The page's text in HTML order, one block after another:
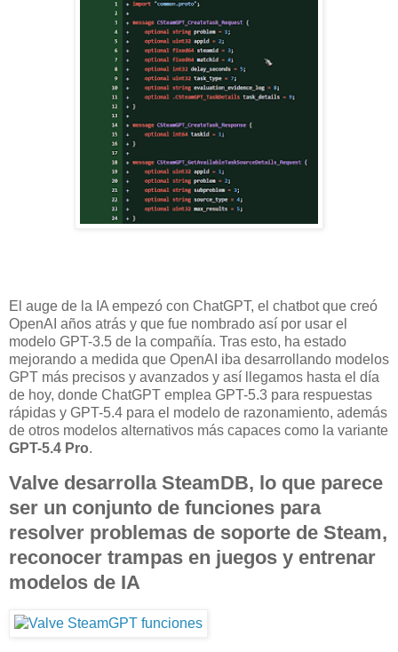
El auge de la IA empezó con ChatGPT, el chatbot que creó
OpenAI años atrás y que fue nombrado así por usar el
modelo GPT-3.5 de la compañía. Tras esto, ha estado
mejorando a medida que OpenAI iba desarrollando modelos
GPT más precisos y avanzados y así llegamos hasta el día
de hoy, donde ChatGPT emplea GPT-5.3 para respuestas
rápidas y GPT-5.4 para el modelo de razonamiento, además
de otros modelos alternativos más capaces como la variante
GPT-5.4 Pro.
Valve desarrolla SteamDB, lo que parece
ser un conjunto de funciones para
resolver problemas de soporte de Steam,
reconocer trampas en juegos y entrenar
modelos de IA